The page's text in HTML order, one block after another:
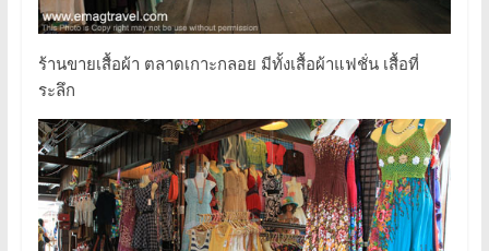
ร้านขายเสื้อผ้า ตลาดเกาะกลอย มีทั้งเสื้อผ้าแฟชั่น เสื้อที่
ระลึก